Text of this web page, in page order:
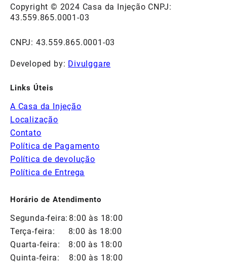
Copyright © 2024 Casa da Injeção CNPJ:
43.559.865.0001-03
CNPJ: 43.559.865.0001-03
Developed by: Divulggare
Links Úteis
A Casa da Injeção
Localização
Contato
Política de Pagamento
Política de devolução
Política de Entrega
Horário de Atendimento
Segunda-feira: 8:00 às 18:00
Terça-feira:
8:00 às 18:00
Quarta-feira:
8:00 às 18:00
Quinta-feira:
8:00 às 18:00